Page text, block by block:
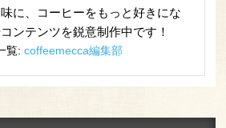
に、コーヒーをもっと好きにな
ンテンツを鋭意制作中です！
覧: coffeemecca編集部